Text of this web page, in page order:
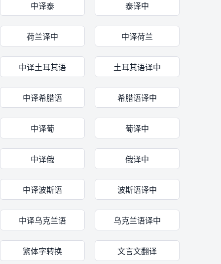
中译泰 泰译中
荷兰译中 中译荷兰
中译土耳其语 土耳其语译中
中译希腊语 希腊语译中
中译葡 葡译中
中译俄 俄译中
中译波斯语 波斯语译中
中译乌克兰语 乌克兰语译中
繁体字转换 文言文翻译